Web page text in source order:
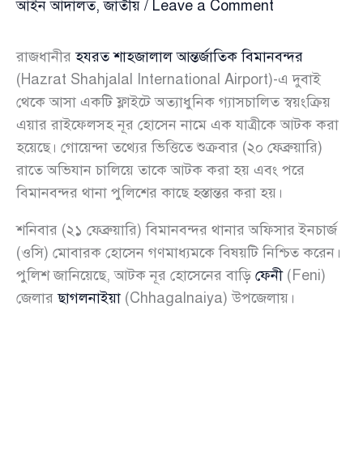
আইন আদালত,জাতীয় / Leave a Comment
রাজধানীরহযরত শাহজালাল আন্তর্জাতিক বিমানবন্দর
(Hazrat Shahjalal International Airport)-এ দুবাই
থেকে আসা একটি ফ্লাইটে অত্যাধুনিক গ্যাসচালিত স্বয়ংক্রিয়
এয়ার রাইফেলসহ নূর হোসেন নামে এক যাত্রীকে আটক করা
হয়েছে। গোয়েন্দা তথ্যের ভিত্তিতে শুক্রবার (২০ ফেব্রুয়ারি)
রাতে অভিযান চালিয়ে তাকে আটক করা হয় এবং পরে
বিমানবন্দর থানা পুলিশের কাছে হস্তান্তর করা হয়।
শনিবার (২১ ফেব্রুয়ারি) বিমানবন্দর থানার অফিসার ইনচার্জ
(ওসি) মোবারক হোসেন গণমাধ্যমকে বিষয়টি নিশ্চিত করেন।
পুলিশ জানিয়েছে, আটক নূর হোসেনের বাড়ি ফেনী(Feni)
জেলারছাগলনাইয়া (Chhagalnaiya) উপজেলায়।